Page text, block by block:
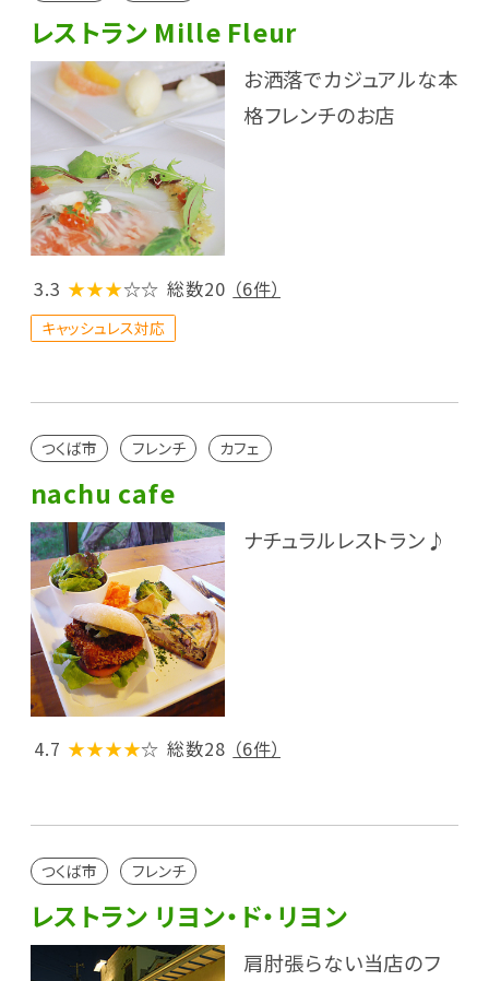
レストラン Mille Fleur
お洒落でカジュアルな本
格フレンチのお店
3.3 ★★★☆☆ 総数20 （6件）
キャッシュレス対応
つくば市 フレンチ カフェ
nachu cafe
ナチュラルレストラン♪
4.7 ★★★★☆ 総数28 （6件）
つくば市 フレンチ
レストラン リヨン・ド・リヨン
肩肘張らない当店のフ